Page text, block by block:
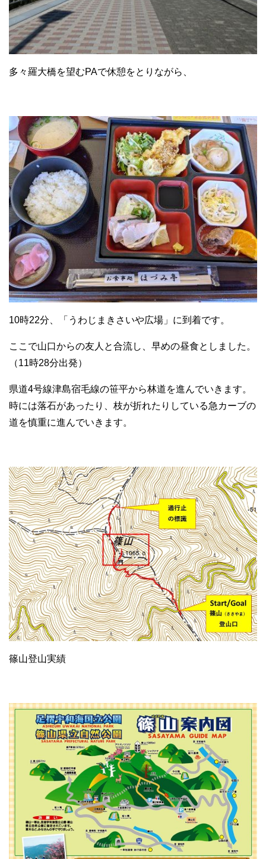
多々羅大橋を望むPAで休憩をとりながら、
10時22分、「うわじまきさいや広場」に到着です。
ここで山口からの友人と合流し、早めの昼食としました。
（11時28分出発）
県道4号線津島宿毛線の笹平から林道を進んでいきます。
時には落石があったり、枝が折れたりしている急カーブの
道を慎重に進んでいきます。
篠山登山実績